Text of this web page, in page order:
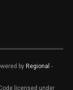
by Regional -
licensed under